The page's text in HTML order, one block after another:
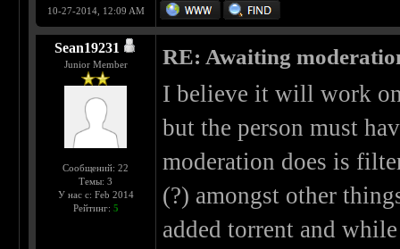
10-27-2014, 12:09 AM
Sean19231
Junior Member
Сообщений: 22
Темы: 3
У нас с: Feb 2014
Рейтинг: 5
RE: Awaiting
I believe it will work
but the person must
moderation does is
(?) amongst other
added torrent and